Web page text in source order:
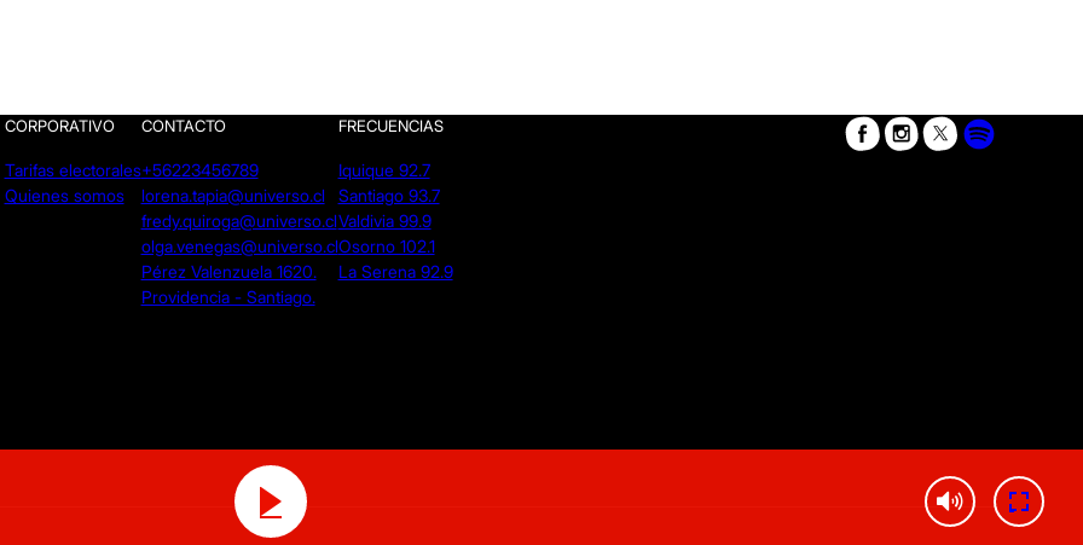
CORPORATIVO
Tarifas electorales
Quienes somos
CONTACTO
+56223456789
lorena.tapia@universo.cl
fredy.quiroga@universo.cl
olga.venegas@universo.cl
Pérez Valenzuela 1620.
Providencia - Santiago.
FRECUENCIAS
Iquique 92.7
Santiago 93.7
Valdivia 99.9
Osorno 102.1
La Serena 92.9